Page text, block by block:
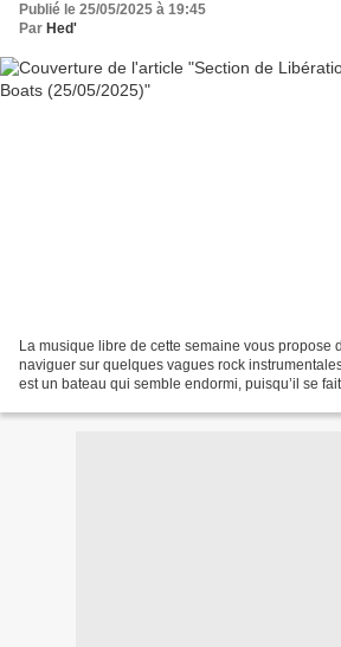
Publié le 25/05/2025 à 19:45
Par Hed'
La musique libre de cette semaine vous propose
naviguer sur quelques vagues rock
est un bateau qui semble endormi, puisqu’il se